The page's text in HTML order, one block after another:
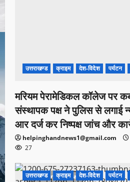
उत्तराखण्ड क्राइम देश-विदेश पर्यटन
मरियम पेरामेडिकल कॉलेज पर
संस्थापक पक्ष ने पुलिस से लगाई
आर दर्ज कर निष्पक्ष जांच और
helpinghandnews1@gmail.com
27
1 minute read
उत्तराखण्ड क्राइम देश-विदेश पर्यटन